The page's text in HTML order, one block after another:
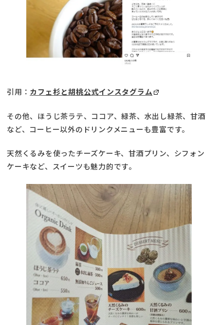
引用： カフェ杉と胡桃公式インスタグラム
その他、ほうじ茶ラテ、ココア、緑茶、水出し緑茶、甘酒
など、コーヒー以外のドリンクメニューも豊富です。
天然くるみを使ったチーズケーキ、甘酒プリン、シフォン
ケーキなど、スイーツも魅力的です。